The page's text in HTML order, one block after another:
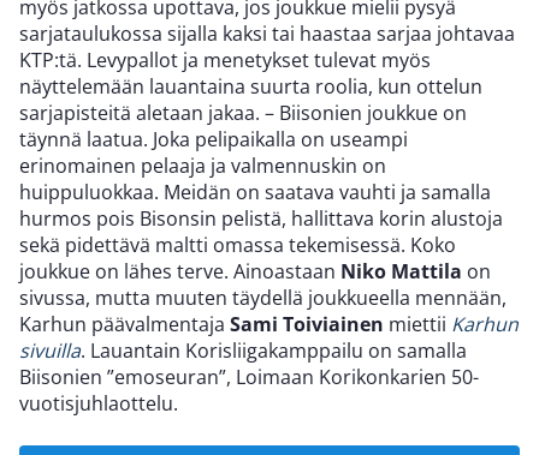
myös jatkossa upottava, jos joukkue mielii pysyä
sarjataulukossa sijalla kaksi tai haastaa sarjaa johtavaa
KTP:tä. Levypallot ja menetykset tulevat myös
näyttelemään lauantaina suurta roolia, kun ottelun
sarjapisteitä aletaan jakaa. – Biisonien joukkue on
täynnä laatua. Joka pelipaikalla on useampi
erinomainen pelaaja ja valmennuskin on
huippuluokkaa. Meidän on saatava vauhti ja samalla
hurmos pois Bisonsin pelistä, hallittava korin alustoja
sekä pidettävä maltti omassa tekemisessä. Koko
joukkue on lähes terve. Ainoastaan Niko Mattila on
sivussa, mutta muuten täydellä joukkueella mennään,
Karhun päävalmentaja Sami Toiviainen miettii Karhun
sivuilla. Lauantain Korisliigakamppailu on samalla
Biisonien ”emoseuran”, Loimaan Korikonkarien 50-
vuotisjuhlaottelu.